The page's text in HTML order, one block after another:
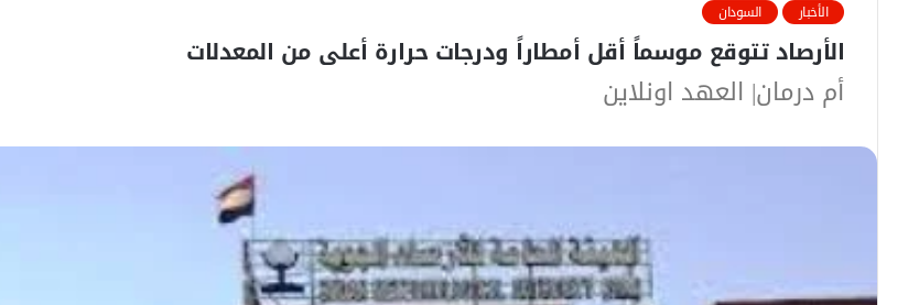
الأخبار السودان
الأرصاد تتوقع موسماً أقل أمطاراً ودرجات حرارة أعلى من المعدلات
أم درمان| العهد اونلاين